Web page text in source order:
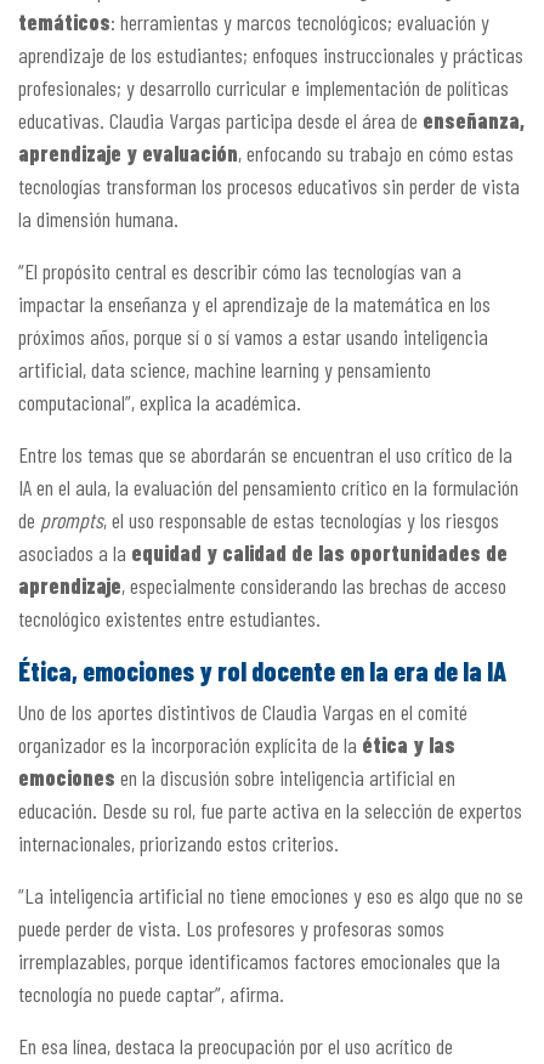
temáticos: herramientas y marcos tecnológicos; evaluación y
aprendizaje de los estudiantes; enfoques instruccionales y prácticas
profesionales; y desarrollo curricular e implementación de políticas
educativas. Claudia Vargas participa desde el área de enseñanza,
aprendizaje y evaluación, enfocando su trabajo en cómo estas
tecnologías transforman los procesos educativos sin perder de vista
la dimensión humana.
“El propósito central es describir cómo las tecnologías van a
impactar la enseñanza y el aprendizaje de la matemática en los
próximos años, porque sí o sí vamos a estar usando inteligencia
artificial, data science, machine learning y pensamiento
computacional”, explica la académica.
Entre los temas que se abordarán se encuentran el uso crítico de la
IA en el aula, la evaluación del pensamiento crítico en la formulación
de prompts, el uso responsable de estas tecnologías y los riesgos
asociados a la equidad y calidad de las oportunidades de
aprendizaje, especialmente considerando las brechas de acceso
tecnológico existentes entre estudiantes.
Ética, emociones y rol docente en la era de la IA
Uno de los aportes distintivos de Claudia Vargas en el comité
organizador es la incorporación explícita de la ética y las
emociones en la discusión sobre inteligencia artificial en
educación. Desde su rol, fue parte activa en la selección de expertos
internacionales, priorizando estos criterios.
“La inteligencia artificial no tiene emociones y eso es algo que no se
puede perder de vista. Los profesores y profesoras somos
irremplazables, porque identificamos factores emocionales que la
tecnología no puede captar”, afirma.
En esa línea, destaca la preocupación por el uso acrítico de